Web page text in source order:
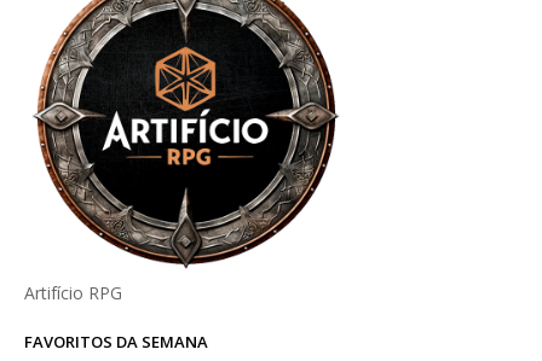
Artifício RPG
FAVORITOS DA SEMANA